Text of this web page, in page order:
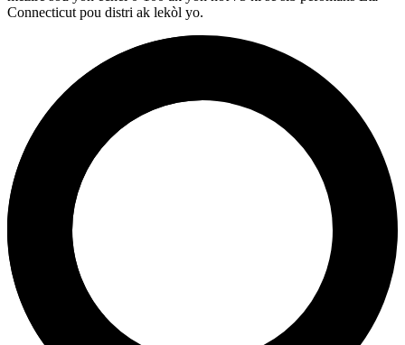
Connecticut pou distri ak lekòl yo.